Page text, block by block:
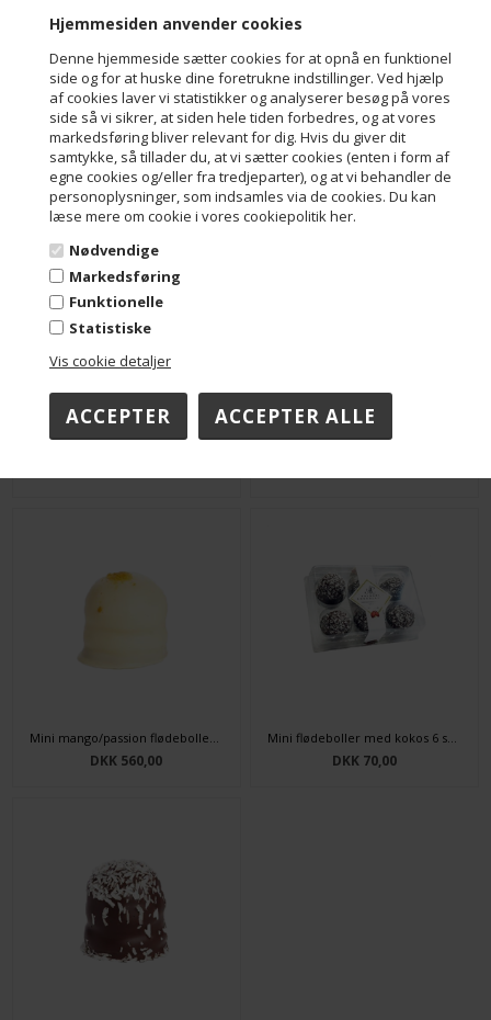
Hjemmesiden anvender cookies
Denne hjemmeside sætter cookies for at opnå en funktionel
side og for at huske dine foretrukne indstillinger. Ved hjælp
af cookies laver vi statistikker og analyserer besøg på vores
side så vi sikrer, at siden hele tiden forbedres, og at vores
markedsføring bliver relevant for dig. Hvis du giver dit
samtykke, så tillader du, at vi sætter cookies (enten i form af
egne cookies og/eller fra tredjeparter), og at vi behandler de
personoplysninger, som indsamles via de cookies. Du kan
læse mere om cookie i vores cookiepolitik her.
Nødvendige
Markedsføring
Funktionelle
Statistiske
Vis cookie detaljer
Lakridsflødeboller med marcipanbund 20 stk.
DKK 560,00
Flødeboller med kokos og marcipanbund 3 stk.
DKK 70,00
DKK 560,00 DKK 70,00